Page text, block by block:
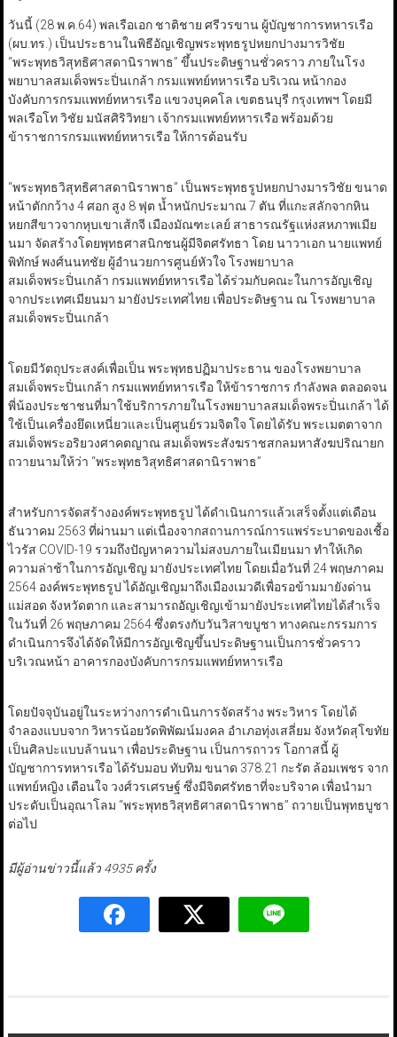
วันนี้ (28 พ.ค.64) พลเรือเอก ชาติชาย ศรีวรขาน ผู้บัญชาการทหารเรือ
(ผบ.ทร.) เป็นประธานในพิธีอัญเชิญพระพุทธรูปหยกปางมารวิชัย
“พระพุทธวิสุทธิศาสดานิราพาธ” ขึ้นประดิษฐานชั่วคราว ภายในโรง
พยาบาลสมเด็จพระปิ่นเกล้า กรมแพทย์ทหารเรือ บริเวณ หน้ากอง
บังคับการกรมแพทย์ทหารเรือ แขวงบุคคโล เขตธนบุรี กรุงเทพฯ โดยมี
พลเรือโท วิชัย มนัสศิริวิทยา เจ้ากรมแพทย์ทหารเรือ พร้อมด้วย
ข้าราชการกรมแพทย์ทหารเรือ ให้การต้อนรับ
“พระพุทธวิสุทธิศาสดานิราพาธ” เป็นพระพุทธรูปหยกปางมารวิชัย ขนาด
หน้าตักกว้าง 4 ศอก สูง 8 ฟุต น้ำหนักประมาณ 7 ตัน ที่แกะสลักจากหิน
หยกสีขาวจากหุบเขาเส้กจี เมืองมัณฑะเลย์ สาธารณรัฐแห่งสหภาพเมีย
นมา จัดสร้างโดยพุทธศาสนิกชนผู้มีจิตศรัทธา โดย นาวาเอก นายแพทย์
พิทักษ์ พงศ์นนทชัย ผู้อำนวยการศูนย์หัวใจ โรงพยาบาล
สมเด็จพระปิ่นเกล้า กรมแพทย์ทหารเรือ ได้ร่วมกับคณะในการอัญเชิญ
จากประเทศเมียนมา มายังประเทศไทย เพื่อประดิษฐาน ณ โรงพยาบาล
สมเด็จพระปิ่นเกล้า
โดยมีวัตถุประสงค์เพื่อเป็น พระพุทธปฏิมาประธาน ของโรงพยาบาล
สมเด็จพระปิ่นเกล้า กรมแพทย์ทหารเรือ ให้ข้าราชการ กำลังพล ตลอดจน
พี่น้องประชาชนที่มาใช้บริการภายในโรงพยาบาลสมเด็จพระปิ่นเกล้า ได้
ใช้เป็นเครื่องยึดเหนี่ยวและเป็นศูนย์รวมจิตใจ โดยได้รับ พระเมตตาจาก
สมเด็จพระอริยวงศาคตญาณ สมเด็จพระสังฆราชสกลมหาสังฆปริณายก
ถวายนามให้ว่า “พระพุทธวิสุทธิศาสดานิราพาธ”
สำหรับการจัดสร้างองค์พระพุทธรูป ได้ดำเนินการแล้วเสร็จตั้งแต่เดือน
ธันวาคม 2563 ที่ผ่านมา แต่เนื่องจากสถานการณ์การแพร่ระบาดของเชื้อ
ไวรัส COVID-19 รวมถึงปัญหาความไม่สงบภายในเมียนมา ทำให้เกิด
ความล่าช้าในการอัญเชิญ มายังประเทศไทย โดยเมื่อวันที่ 24 พฤษภาคม
2564 องค์พระพุทธรูป ได้อัญเชิญมาถึงเมืองเมวดีเพื่อรอข้ามมายังด่าน
แม่สอด จังหวัดตาก และสามารถอัญเชิญเข้ามายังประเทศไทยได้สำเร็จ
ในวันที่ 26 พฤษภาคม 2564 ซึ่งตรงกับวันวิสาขบูชา ทางคณะกรรมการ
ดำเนินการจึงได้จัดให้มีการอัญเชิญขึ้นประดิษฐานเป็นการชั่วคราว
บริเวณหน้า อาคารกองบังคับการกรมแพทย์ทหารเรือ
โดยปัจจุบันอยู่ในระหว่างการดำเนินการจัดสร้าง พระวิหาร โดยได้
จำลองแบบจาก วิหารน้อยวัดพิพัฒน์มงคล อําเภอทุ่งเสลี่ยม จังหวัดสุโขทัย
เป็นศิลปะแบบล้านนา เพื่อประดิษฐาน เป็นการถาวร โอกาสนี้ ผู้
บัญชาการทหารเรือ ได้รับมอบ ทับทิม ขนาด 378.21 กะรัต ล้อมเพชร จาก
แพทย์หญิง เตือนใจ วงศ์วรเศรษฐ์ ซึ่งมีจิตศรัทธาที่จะบริจาค เพื่อนำมา
ประดับเป็นอุณาโลม “พระพุทธวิสุทธิศาสดานิราพาธ” ถวายเป็นพุทธบูชา
ต่อไป
มีผู้อ่านข่าวนี้แล้ว 4935 ครั้ง